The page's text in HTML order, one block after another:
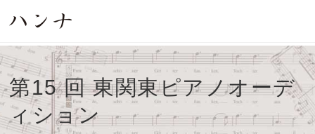
第15 回 東関東ピアノオーデ
ィション